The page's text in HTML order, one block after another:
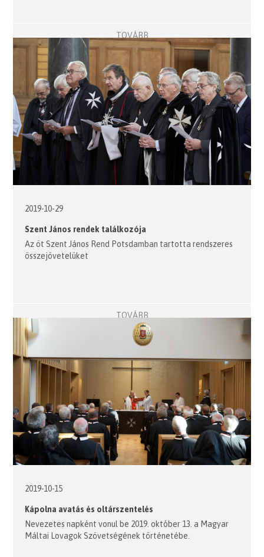
TOVÁBB
2019-10-29
Szent János rendek találkozója
Az öt Szent János Rend Potsdamban tartotta rendszeres
összejövetelüket
TOVÁBB
2019-10-15
Kápolna avatás és oltárszentelés
Nevezetes napként vonul be 2019. október 13. a Magyar
Máltai Lovagok Szövetségének történetébe.